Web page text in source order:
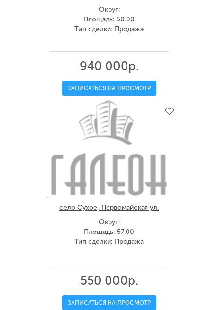
Округ:
Площадь: 50.00
Тип сделки: Продажа
940 000р.
ЗАПИСАТЬСЯ НА ПРОСМОТР
село Сухое, Первомайская ул.
Округ:
Площадь: 57.00
Тип сделки: Продажа
550 000р.
ЗАПИСАТЬСЯ НА ПРОСМОТР